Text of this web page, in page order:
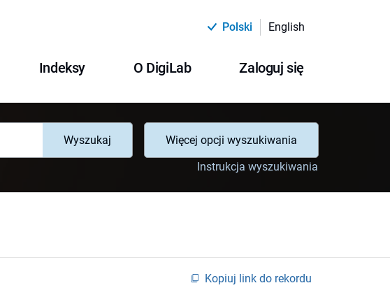
Polski English
Indeksy O DigiLab Zaloguj się
Wyszukaj
Więcej opcji wyszukiwania
Instrukcja wyszukiwania
Kopiuj link do rekordu